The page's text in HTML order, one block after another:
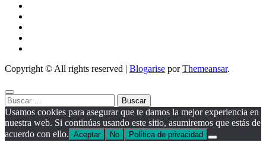
Copyright © All rights reserved | Blogarise porThemeansar.
Buscar:
Usamos cookies para asegurar que te damos la mejor experiencia en
nuestra web. Si continúas usando este sitio, asumiremos que estás de
acuerdo con ello. Aceptar No Política de privacidad